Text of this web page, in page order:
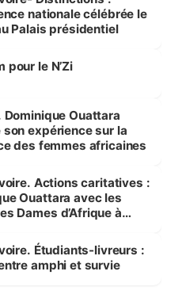
nationale célébrée le
Palais présidentiel
pour le N’Zi
Ouattara
expérience sur la
des femmes africaines
Actions caritatives :
Ouattara avec les
Dames d’Afrique à
Étudiants-livreurs :
amphi et survie